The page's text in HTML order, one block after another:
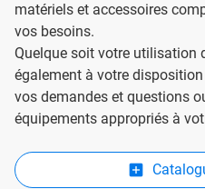
matériels et accessoires
vos besoins.
Quelque soit votre utilisation
également à votre
vos demandes et questions
équipements appropriés à